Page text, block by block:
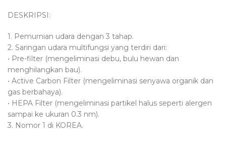
DESKRIPSI:
1. Pemurnian udara dengan 3 tahap.
2. Saringan udara multifungsi yang terdiri dari:
• Pre-filter (mengeliminasi debu, bulu hewan dan
menghilangkan bau).
• Active Carbon Filter (mengeliminasi senyawa organik dan
gas berbahaya).
• HEPA Filter (mengeliminasi partikel halus seperti alergen
sampai ke ukuran 0.3 nm).
3. Nomor 1 di KOREA.